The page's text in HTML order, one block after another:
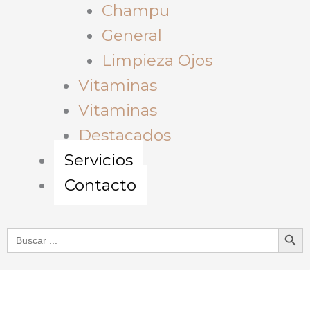
Champu
General
Limpieza Ojos
Vitaminas
Vitaminas
Destacados
Servicios
Contacto
Buscar: Botón de